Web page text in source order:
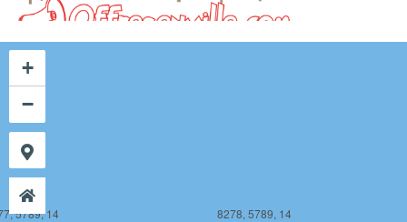
5789, 14 8278, 5789, 14
+
−